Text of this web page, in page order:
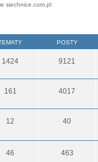
siechnice.com.pl
POSTY
1424 9121
161 4017
12 40
46 463